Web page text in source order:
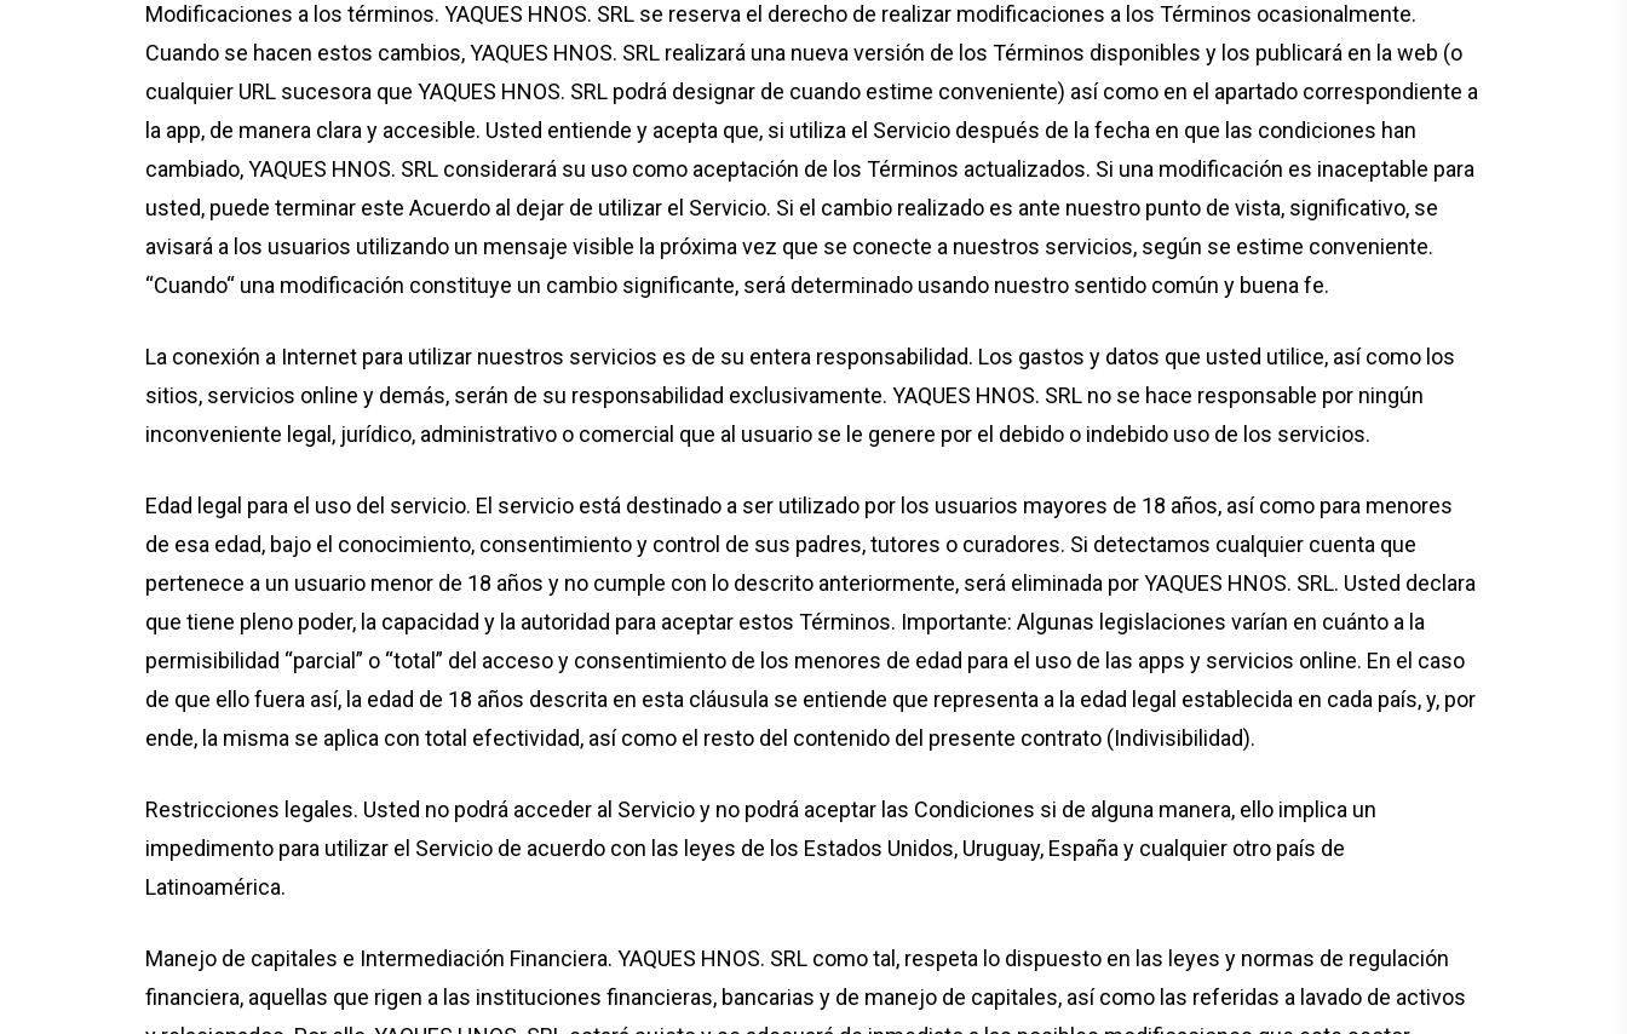
Modificaciones a los términos. YAQUES HNOS. SRL se reserva el derecho de realizar modificaciones a los Términos ocasionalmente.
Cuando se hacen estos cambios, YAQUES HNOS. SRL realizará una nueva versión de los Términos disponibles y los publicará en la web (o
cualquier URL sucesora que YAQUES HNOS. SRL podrá designar de cuando estime conveniente) así como en el apartado correspondiente a
la app, de manera clara y accesible. Usted entiende y acepta que, si utiliza el Servicio después de la fecha en que las condiciones han
cambiado, YAQUES HNOS. SRL considerará su uso como aceptación de los Términos actualizados. Si una modificación es inaceptable para
usted, puede terminar este Acuerdo al dejar de utilizar el Servicio. Si el cambio realizado es ante nuestro punto de vista, significativo, se
avisará a los usuarios utilizando un mensaje visible la próxima vez que se conecte a nuestros servicios, según se estime conveniente.
“Cuando“ una modificación constituye un cambio significante, será determinado usando nuestro sentido común y buena fe.
La conexión a Internet para utilizar nuestros servicios es de su entera responsabilidad. Los gastos y datos que usted utilice, así como los
sitios, servicios online y demás, serán de su responsabilidad exclusivamente. YAQUES HNOS. SRL no se hace responsable por ningún
inconveniente legal, jurídico, administrativo o comercial que al usuario se le genere por el debido o indebido uso de los servicios.
Edad legal para el uso del servicio. El servicio está destinado a ser utilizado por los usuarios mayores de 18 años, así como para menores
de esa edad, bajo el conocimiento, consentimiento y control de sus padres, tutores o curadores. Si detectamos cualquier cuenta que
pertenece a un usuario menor de 18 años y no cumple con lo descrito anteriormente, será eliminada por YAQUES HNOS. SRL. Usted declara
que tiene pleno poder, la capacidad y la autoridad para aceptar estos Términos. Importante: Algunas legislaciones varían en cuánto a la
permisibilidad “parcial” o “total” del acceso y consentimiento de los menores de edad para el uso de las apps y servicios online. En el caso
de que ello fuera así, la edad de 18 años descrita en esta cláusula se entiende que representa a la edad legal establecida en cada país, y, por
ende, la misma se aplica con total efectividad, así como el resto del contenido del presente contrato (Indivisibilidad).
Restricciones legales. Usted no podrá acceder al Servicio y no podrá aceptar las Condiciones si de alguna manera, ello implica un
impedimento para utilizar el Servicio de acuerdo con las leyes de los Estados Unidos, Uruguay, España y cualquier otro país de
Latinoamérica.
Manejo de capitales e Intermediación Financiera. YAQUES HNOS. SRL como tal, respeta lo dispuesto en las leyes y normas de regulación
financiera, aquellas que rigen a las instituciones financieras, bancarias y de manejo de capitales, así como las referidas a lavado de activos